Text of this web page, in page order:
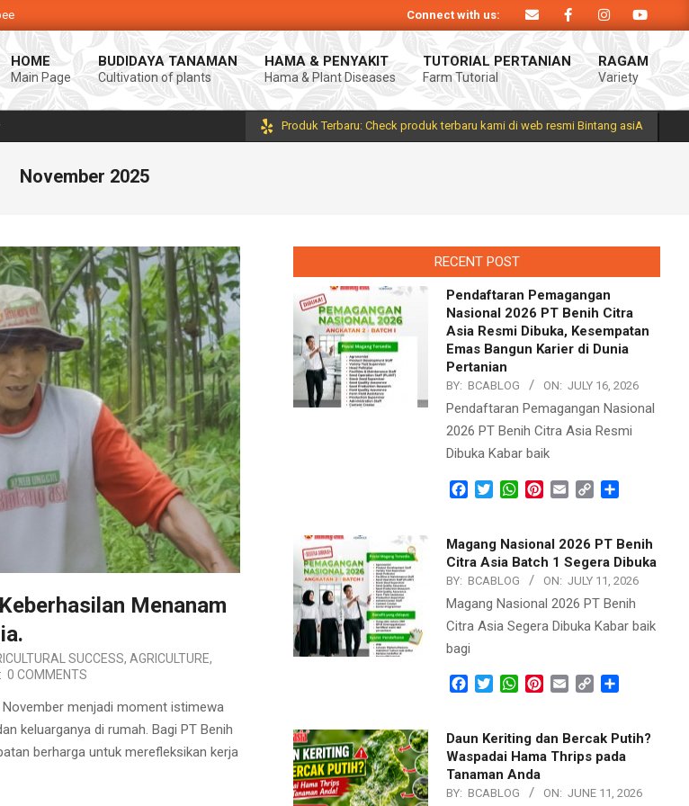
tani anda. Selamat datang di Blog Bintang asiA. Produk Bintang asiA produk nasional hasil inovasi anak negeri untuk
Connect with us:
HOME
Main Page
BUDIDAYA TANAMAN
Cultivation of plants
HAMA & PENYAKIT
Hama & Plant Diseases
TUTORIAL PERTANIAN
Farm Tutorial
RAGAM
Variety
Produk Terbaru: Check produk terbaru kami di web resmi Bintang asiA
November 2025
Menanam
SUCCESS, AGRICULTURE,
0 COMMENTS
menjadi moment istimewa
keluarganya di rumah. Bagi PT Benih
berharga untuk merefleksikan kerja
RECENT POST
Pendaftaran Pemagangan
Nasional 2026 PT Benih Citra
Asia Resmi Dibuka, Kesempatan
Emas Bangun Karier di Dunia
Pertanian
BY: BCABLOG ON: JULY 16, 2026
Pendaftaran Pemagangan Nasional
2026 PT Benih Citra Asia Resmi
Dibuka Kabar baik
Facebook
TwitterWhatsApp
Pinterest
Email Copy
Magang Nasional 2026 PT Benih
Citra Asia Batch 1 Segera Dibuka
BY: BCABLOG ON: JULY 11, 2026
Magang Nasional 2026 PT Benih
Citra Asia Segera Dibuka Kabar baik
bagi
Facebook
TwitterWhatsApp
Pinterest
Email Copy
Daun Keriting dan Bercak Putih?
Waspadai Hama Thrips pada
Tanaman Anda
BY: BCABLOG ON: JUNE 11, 2026